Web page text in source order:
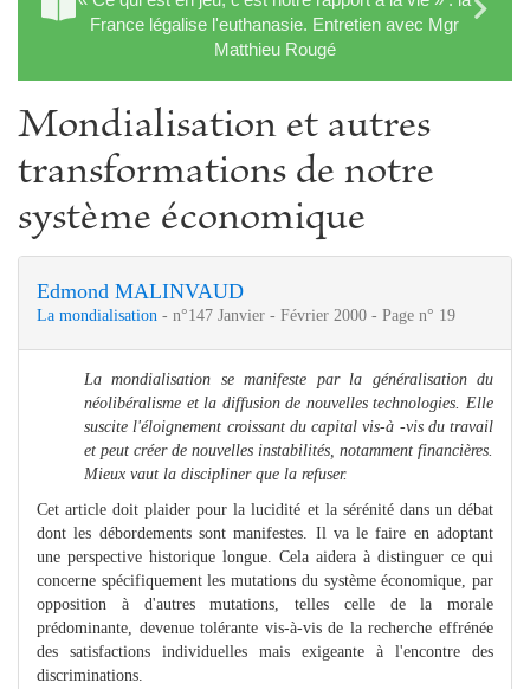
France légalise l'euthanasie. Entretien avec Mgr
Matthieu Rougé
Mondialisation et autres
transformations de notre
système économique
Edmond MALINVAUD
La mondialisation - n°147 Janvier - Février 2000 - Page n° 19
La mondialisation se manifeste par la généralisation du
néolibéralisme et la diffusion de nouvelles technologies. Elle
suscite l'éloignement croissant du capital vis-à -vis du travail
et peut créer de nouvelles instabilités, notamment financières.
Mieux vaut la discipliner que la refuser.
Cet article doit plaider pour la lucidité et la sérénité dans un débat
dont les débordements sont manifestes. Il va le faire en adoptant
une perspective historique longue. Cela aidera à distinguer ce qui
concerne spécifiquement les mutations du système économique, par
opposition à d'autres mutations, telles celle de la morale
prédominante, devenue tolérante vis-à-vis de la recherche effrénée
des satisfactions individuelles mais exigeante à l'encontre des
discriminations.